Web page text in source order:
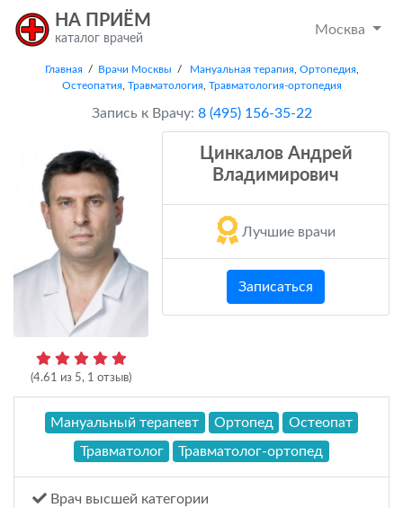
НА ПРИЁМ
каталог врачей
Москва
Главная / Врачи Москвы / Мануальная терапия Ортопедия
Остеопатия Травматология Травматология-ортопедия
Запись к Врачу: 8 (495) 156-35-22
(4.61 из 5, 1 отзыв)
Цинкалов Андрей
Владимирович
Лучшие врачи
Записаться
Мануальный терапевт Ортопед
Остеопат
Травматолог
Травматолог-ортопед
Врач высшей категории